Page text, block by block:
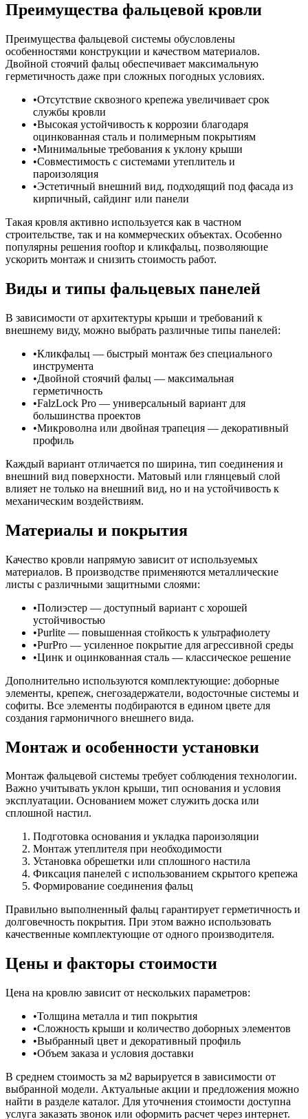
Преимущества фальцевой кровли
Преимущества фальцевой системы обусловлены
особенностями конструкции и качеством материалов.
Двойной стоячий фальц обеспечивает максимальную
герметичность даже при сложных погодных условиях.
Отсутствие сквозного крепежа увеличивает срок
службы кровли
Высокая устойчивость к коррозии благодаря
оцинкованная сталь и полимерным покрытиям
Минимальные требования к уклону крыши
Совместимость с системами утеплитель и
пароизоляция
Эстетичный внешний вид, подходящий под фасада из
кирпичный, сайдинг или панели
Такая кровля активно используется как в частном
строительстве, так и на коммерческих объектах. Особенно
популярны решения rooftop и кликфальц, позволяющие
ускорить монтаж и снизить стоимость работ.
Виды и типы фальцевых панелей
В зависимости от архитектуры крыши и требований к
внешнему виду, можно выбрать различные типы панелей:
Кликфальц — быстрый монтаж без специального
инструмента
Двойной стоячий фальц — максимальная
герметичность
FalzLock Pro — универсальный вариант для
большинства проектов
Микроволна или двойная трапеция — декоративный
профиль
Каждый вариант отличается по ширина, тип соединения и
внешний вид поверхности. Матовый или глянцевый слой
влияет не только на внешний вид, но и на устойчивость к
механическим воздействиям.
Материалы и покрытия
Качество кровли напрямую зависит от используемых
материалов. В производстве применяются металлические
листы с различными защитными слоями:
Полиэстер — доступный вариант с хорошей
устойчивостью
Purlite — повышенная стойкость к ультрафиолету
PurPro — усиленное покрытие для агрессивной среды
Цинк и оцинкованная сталь — классическое решение
Дополнительно используются комплектующие: доборные
элементы, крепеж, снегозадержатели, водосточные системы и
софиты. Все элементы подбираются в едином цвете для
создания гармоничного внешнего вида.
Монтаж и особенности установки
Монтаж фальцевой системы требует соблюдения технологии.
Важно учитывать уклон крыши, тип основания и условия
эксплуатации. Основанием может служить доска или
сплошной настил.
Подготовка основания и укладка пароизоляции
Монтаж утеплителя при необходимости
Установка обрешетки или сплошного настила
Фиксация панелей с использованием скрытого крепежа
Формирование соединения фальц
Правильно выполненный фальц гарантирует герметичность и
долговечность покрытия. При этом важно использовать
качественные комплектующие от одного производителя.
Цены и факторы стоимости
Цена на кровлю зависит от нескольких параметров:
Толщина металла и тип покрытия
Сложность крыши и количество доборных элементов
Выбранный цвет и декоративный профиль
Объем заказа и условия доставки
В среднем стоимость за м2 варьируется в зависимости от
выбранной модели. Актуальные акции и предложения можно
найти в разделе каталог. Для уточнения стоимости доступна
услуга заказать звонок или оформить расчет через интернет.